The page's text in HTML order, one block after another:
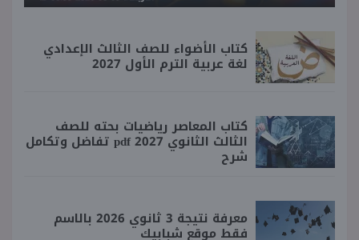
كتاب الأضواء للصف الثالث الإعدادي
لغة عربية الترم الأول 2027
كتاب المعاصر رياضيات بحته للصف
الثالث الثانوي 2027 pdf تفاضل وتكامل
شرح
معرفة نتيجة 3 ثانوي 2026 بالاسم
فقط موقع شبابيك